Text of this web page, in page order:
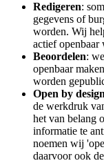
Redigeren:
gegevens of
worden. Wij
actief openbaar
Beoordelen:
openbaar
worden
Open by design
de werkdruk
het van belang
informatie te
noemen wij
daarvoor ook